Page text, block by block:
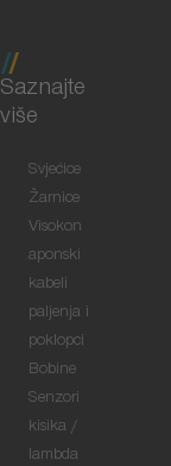
Saznajte
više
Svjećice
Žarnice
Visokon
aponski
kabeli
paljenja i
poklopci
Bobine
Senzori
kisika /
lambda